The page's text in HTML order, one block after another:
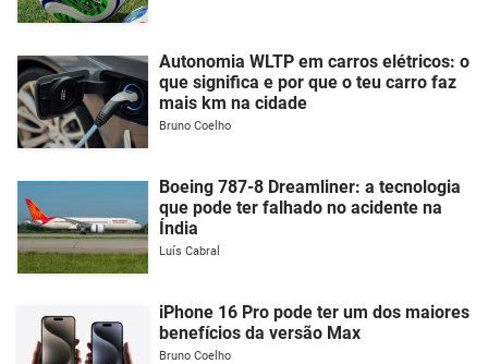
Autonomia WLTP em carros elétricos: o
que significa e por que o teu carro faz
mais km na cidade
Bruno Coelho
Boeing 787-8 Dreamliner: a tecnologia
que pode ter falhado no acidente na
Índia
Luís Cabral
iPhone 16 Pro pode ter um dos maiores
benefícios da versão Max
Bruno Coelho